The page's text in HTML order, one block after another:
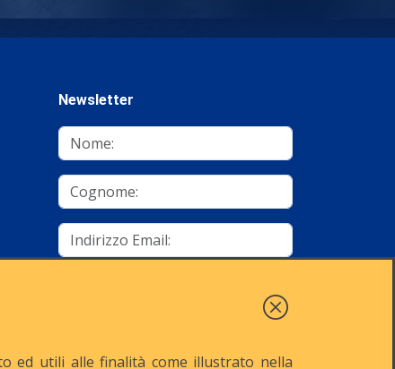
Newsletter
ed utili alle finalità come illustrato nella